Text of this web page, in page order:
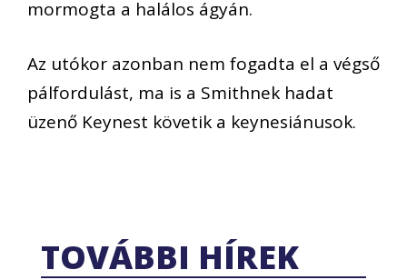
mormogta a halálos ágyán.
Az utókor azonban nem fogadta el a végső
pálfordulást, ma is a Smithnek hadat
üzenő Keynest követik a keynesiánusok.
TOVÁBBI HÍREK